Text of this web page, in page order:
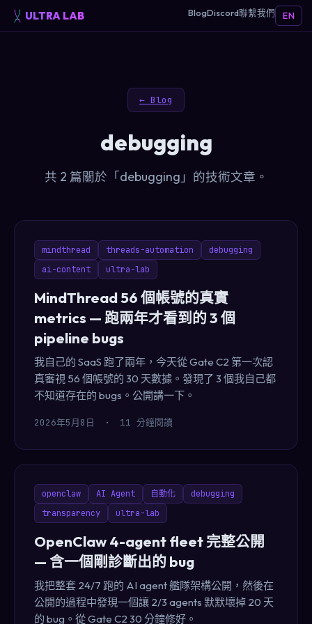
ULTRA LAB BlogDiscord聯繫我們 EN
← Blog
debugging
共 2 篇關於「debugging」的技術文章。
mindthread threads-automation
debugging
ai-content
ultra-lab
MindThread 56 個帳號的真實
metrics — 跑兩年才看到的 3 個
pipeline bugs
我自己的 SaaS 跑了兩年，今天從 Gate C2 第一次認
真審視 56 個帳號的 30 天數據。發現了 3 個我自己都
不知道存在的 bugs。公開講一下。
2026年5月8日 · 11 分鐘閱讀
openclaw AI Agent 自動化
debugging
transparency
ultra-lab
OpenClaw 4-agent fleet 完整公開
— 含一個剛診斷出的 bug
我把整套 24/7 跑的 AI agent 艦隊架構公開，然後在
公開的過程中發現一個讓 2/3 agents 默默壞掉 20 天
的 bug。從 Gate C2 30 分鐘修好。